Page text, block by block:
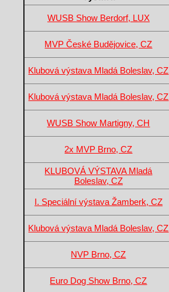
WUSB Show Berdorf, LUX
MVP České Budějovice, CZ
Klubová výstava Mladá Boleslav, CZ
Klubová výstava Mladá Boleslav, CZ
WUSB Show Martigny, CH
2x MVP Brno, CZ
KLUBOVÁ VÝSTAVA Mladá
Boleslav, CZ
I. Speciální výstava Žamberk, CZ
Klubová výstava Mladá Boleslav, CZ
NVP Brno, CZ
Euro Dog Show Brno, CZ